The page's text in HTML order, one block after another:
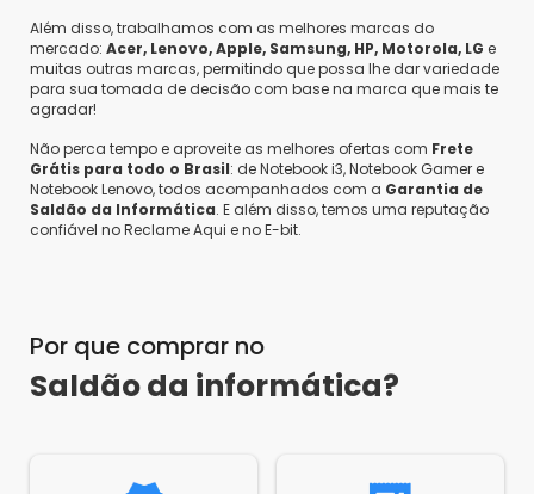
Além disso, trabalhamos com as melhores marcas do
mercado: Acer, Lenovo, Apple, Samsung, HP, Motorola, LG e
muitas outras marcas, permitindo que possa lhe dar variedade
para sua tomada de decisão com base na marca que mais te
agradar!
Não perca tempo e aproveite as melhores ofertas com Frete
Grátis para todo o Brasil: de Notebook i3, Notebook Gamer e
Notebook Lenovo, todos acompanhados com a Garantia de
Saldão da Informática. E além disso, temos uma reputação
confiável no Reclame Aqui e no E-bit.
Por que comprar no
Saldão da informática?